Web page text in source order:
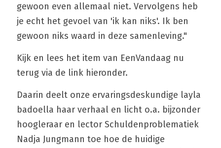
gewoon even allemaal niet. Vervolgens heb
je echt het gevoel van 'ik kan niks'. Ik ben
gewoon niks waard in deze samenleving."
Kijk en lees het item van EenVandaag nu
terug via de link hieronder.
Daarin deelt onze ervaringsdeskundige layla
badoella haar verhaal en licht o.a. bijzonder
hoogleraar en lector Schuldenproblematiek
Nadja Jungmann toe hoe de huidige